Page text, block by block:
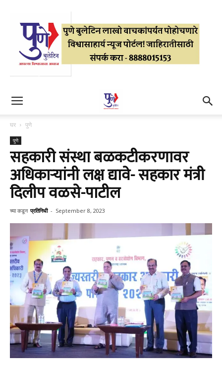
घर पुणे
पुणे
सहकारी संस्था बळकटीकरणावर
अधिकाऱ्यांनी लक्ष द्यावे- सहकार मंत्री
दिलीप वळसे-पाटील
च्या कडून प्रतिनिधी - September 8, 2023